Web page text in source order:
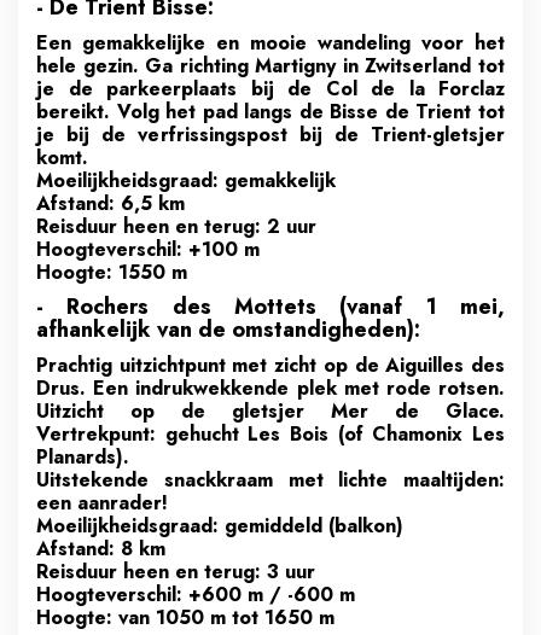
- De Trient Bisse:
Een gemakkelijke en mooie wandeling voor het
hele gezin. Ga richting Martigny in Zwitserland tot
je de parkeerplaats bij de Col de la Forclaz
bereikt. Volg het pad langs de Bisse de Trient tot
je bij de verfrissingspost bij de Trient-gletsjer
komt.
Moeilijkheidsgraad: gemakkelijk
Afstand: 6,5 km
Reisduur heen en terug: 2 uur
Hoogteverschil: +100 m
Hoogte: 1550 m
- Rochers des Mottets (vanaf 1 mei,
afhankelijk van de omstandigheden):
Prachtig uitzichtpunt met zicht op de Aiguilles des
Drus. Een indrukwekkende plek met rode rotsen.
Uitzicht op de gletsjer Mer de Glace.
Vertrekpunt: gehucht Les Bois (of Chamonix Les
Planards).
Uitstekende snackkraam met lichte maaltijden:
een aanrader!
Moeilijkheidsgraad: gemiddeld (balkon)
Afstand: 8 km
Reisduur heen en terug: 3 uur
Hoogteverschil: +600 m / -600 m
Hoogte: van 1050 m tot 1650 m